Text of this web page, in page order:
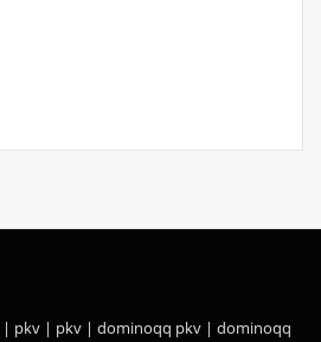
| pkv | pkv | dominoqq pkv | dominoqq